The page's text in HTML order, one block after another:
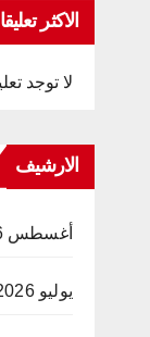
الاكثر تعليقا
لا توجد
الارشيف
أغسطس 2026
يوليو 2026